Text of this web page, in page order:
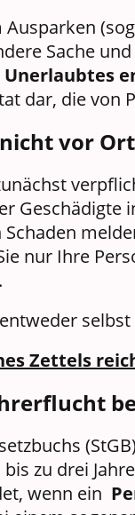
Ausparken
Sache
Unerlaubtes
dar, die von
vor
Geschädigte
Schaden
nur Ihre
Zettels
bis zu drei
wenn ein